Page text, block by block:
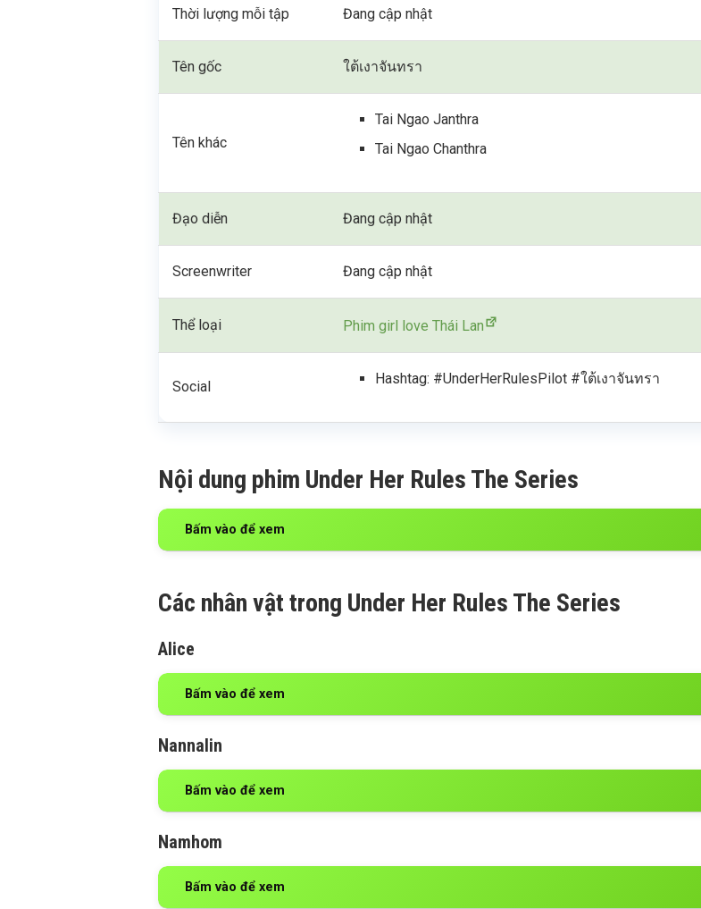
Thời lượng mỗi tập Đang cập nhật
Tên gốc ใต้เงาจันทรา
Tên khác
Tai Ngao Janthra
Tai Ngao Chanthra
Đạo diễn Đang cập nhật
Screenwriter Đang cập nhật
Thể loại Phim girl love Thái Lan
Social Hashtag: #UnderHerRulesPilot #ใต้เงาจันทรา
Nội dung phim Under Her Rules The Series
Bấm vào để xem
Các nhân vật trong Under Her Rules The Series
Alice
Bấm vào để xem
Nannalin
Bấm vào để xem
Namhom
Bấm vào để xem